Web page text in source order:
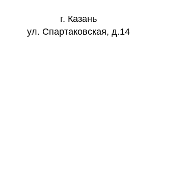
г. Казань
ул. Спартаковская, д.14